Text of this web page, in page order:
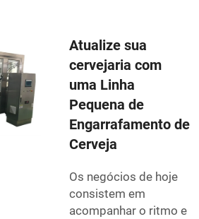
Atualize sua
cervejaria com
uma Linha
Pequena de
Engarrafamento de
Cerveja
Os negócios de hoje
consistem em
acompanhar o ritmo e